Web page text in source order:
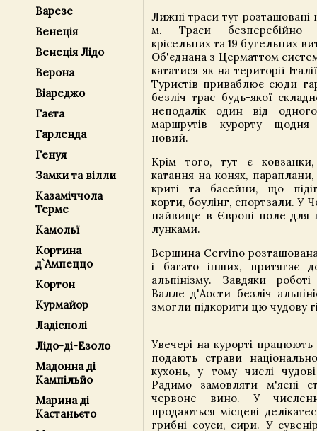
Варезе
Венеція
Венеція Лідо
Верона
Віареджо
Гаєта
Гарленда
Генуя
Замки та вілли
Казаміччола
Терме
Камольї
Кортина
д`Ампеццо
Кортон
Курмайор
Ладісполі
Лідо-ді-Езоло
Мадонна ді
Кампільйо
Марина ді
Кастаньєто
Лижні траси тут розташовані
м. Траси безперебійно
крісельних та 19 бугельних
Об'єднана з Церматтом
кататися як на території
Туристів приваблює сюди
безліч трас будь-якої
неподалік один від
маршрутів курорту
новий.
Крім того, тут є
катання на конях, параплани,
криті та басейни, що
корти, боулінг, спортзали. У
найвище в Європі поле для
лунками.
Вершина Cervino розташована
і багато інших, притягає
альпінізму. Завдяки роботі
Валле д'Аости безліч
змогли підкорити цю чудову
Увечері на курорті
подають страви
кухонь, у тому числі
Радимо замовляти м'ясні
червоне вино. У
продаються місцеві
грибні соуси, сири. У